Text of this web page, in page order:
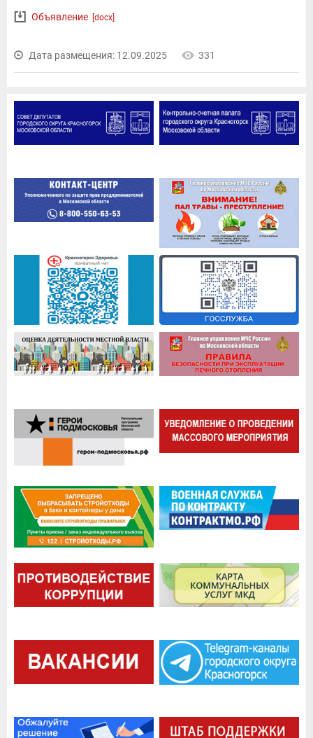
Объявление [docx]
Дата размещения: 12.09.2025 331